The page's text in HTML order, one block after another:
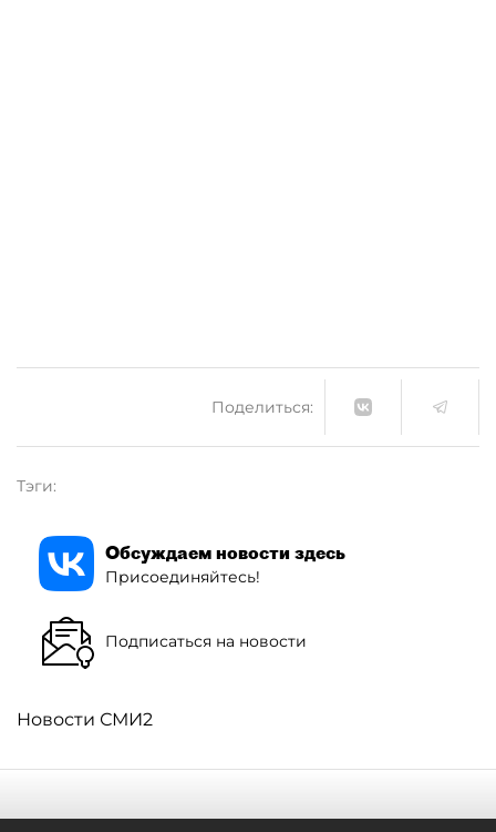
Поделиться:
Тэги:
Обсуждаем новости здесь
Присоединяйтесь!
Подписаться на новости
Новости СМИ2